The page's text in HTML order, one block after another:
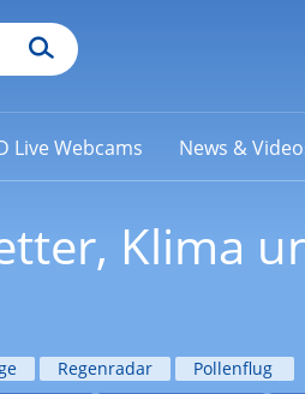
Live Webcams News &
Klima
Regenradar Pollenflug